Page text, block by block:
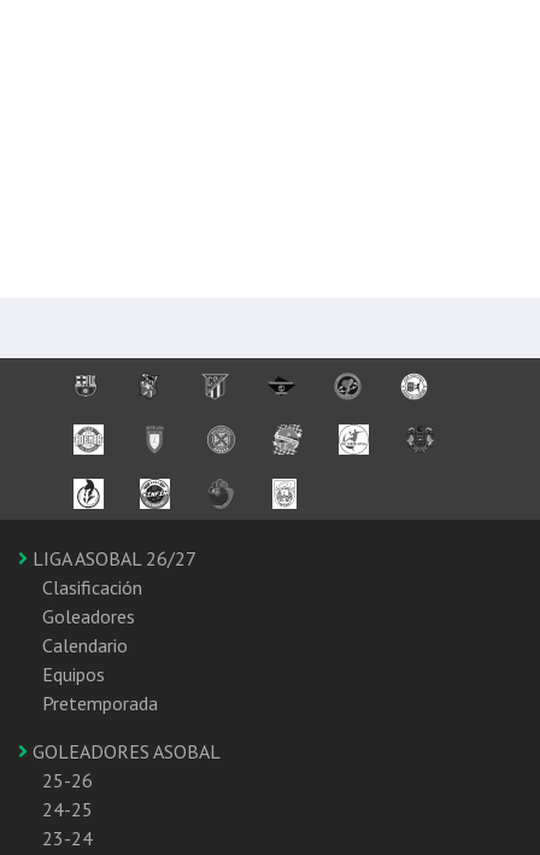
LIGA ASOBAL 26/27
Clasificación
Goleadores
Calendario
Equipos
Pretemporada
GOLEADORES ASOBAL
25-26
24-25
23-24